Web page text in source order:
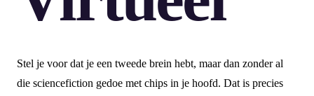
Stel je voor dat je een tweede brein hebt, maar dan zonder al
die sciencefiction gedoe met chips in je hoofd. Dat is precies